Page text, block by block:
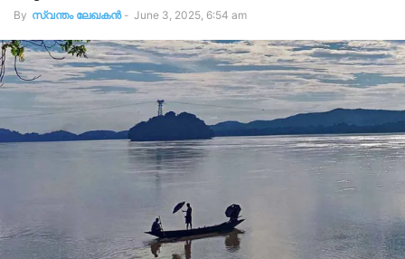
By സ്വന്തം ലേഖകന്‍ - June 3, 2025, 6:54 am